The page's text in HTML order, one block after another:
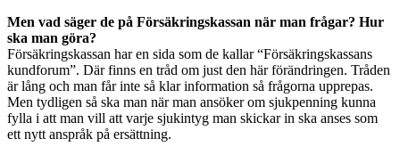
Men vad säger de på Försäkringskassan när man frågar? Hur
ska man göra?
Försäkringskassan har en sida som de kallar “Försäkringskassans
kundforum”. Där finns en tråd om just den här förändringen. Tråden
är lång och man får inte så klar information så frågorna upprepas.
Men tydligen så ska man när man ansöker om sjukpenning kunna
fylla i att man vill att varje sjukintyg man skickar in ska anses som
ett nytt anspråk på ersättning.